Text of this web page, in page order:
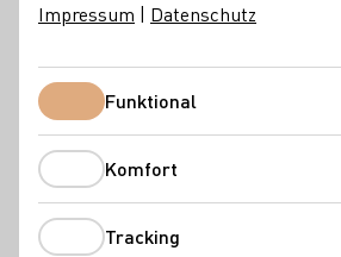
Impressum | Datenschutz
FunktionalFunktional
Komfort
Tracking